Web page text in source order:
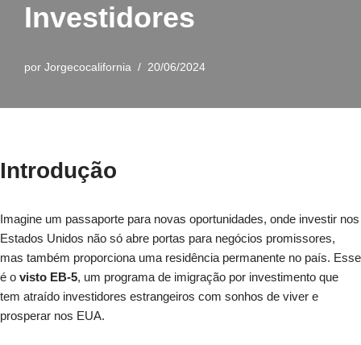
Investidores
por Jorgecocalifornia 20/06/2024
Introdução
Imagine um passaporte para novas oportunidades, onde investir nos
Estados Unidos não só abre portas para negócios promissores,
mas também proporciona uma residência permanente no país. Esse
é o visto EB-5, um programa de imigração por investimento que
tem atraído investidores estrangeiros com sonhos de viver e
prosperar nos EUA.